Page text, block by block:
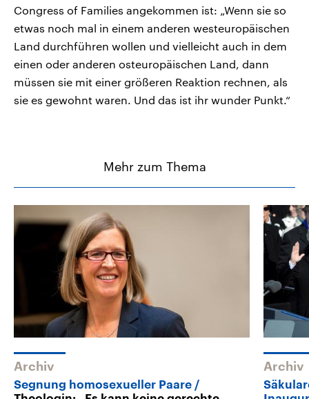
Congress of Families angekommen ist: „Wenn sie so
etwas noch mal in einem anderen westeuropäischen
Land durchführen wollen und vielleicht auch in dem
einen oder anderen osteuropäischen Land, dann
müssen sie mit einer größeren Reaktion rechnen, als
sie es gewohnt waren. Und das ist ihr wunder Punkt.“
Mehr zum Thema
Archiv
Segnung homosexueller Paare
Archiv